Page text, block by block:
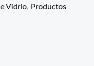
Vidrio, Productos